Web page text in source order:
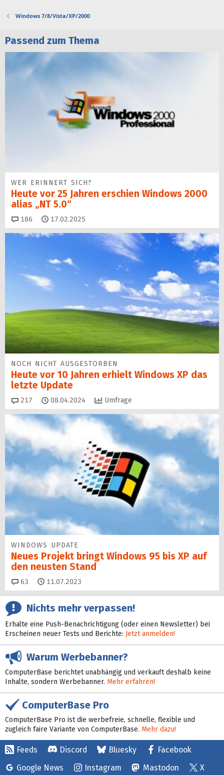
Windows 7/8/Vista/XP/2000
Passend zum Thema
WER ERINNERT SICH?
Heute vor 25 Jahren erschien Windows 2000
alias „NT 5.0“
186 Kommentare
17.02.2025
NOCH NICHT AUSGESTORBEN
Heute vor 10 Jahren erhielt Windows XP das
letzte Update
217 Kommentare
08.04.2024 Umfrage
WINDOWS UPDATE
Neues Projekt bringt Windows 95 bis XP auf
den neusten Stand
63 Kommentare
11.07.2023
Nichts mehr verpassen!
Erhalte eine Push-Benachrichtigung (oder einen Newsletter) bei
Erscheinen neuer Tests und Berichte: Jetzt anmelden!
Warum Werbebanner?
ComputerBase berichtet unabhängig und verkauft deshalb keine
Inhalte, sondern Werbebanner. Mehr erfahren!
ComputerBase Pro
ComputerBase Pro ist die werbefreie, schnelle, flexible und
zugleich faire Variante von ComputerBase. Mehr dazu!
Feeds Discord Bluesky
Facebook
Google News
Instagram Mastodon X